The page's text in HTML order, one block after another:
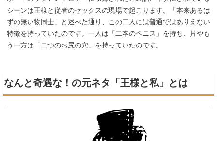
シーンは王様と従者のセックスの現場で起こります。「本来あるは
ずの無い物同士」と述べた通り、この二人には普通ではありえない
特徴を持っていたのです。一人は「二本のペニス」を持ち、片やも
う一方は「二つのお尻の穴」を持っていたのです。
なんと奇遇な！の元ネタ「王様と私」とは